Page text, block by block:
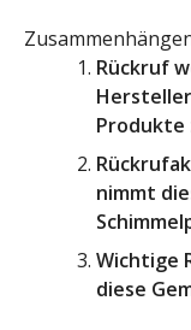
Rückruf
Produkte
nimmt
Wichtige
diese